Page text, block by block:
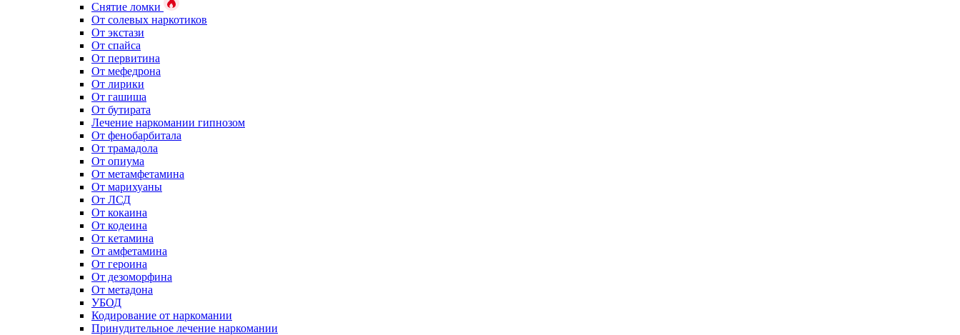
Снятие ломки
От солевых наркотиков
От экстази
От спайса
От первитина
От мефедрона
От лирики
От гашиша
От бутирата
Лечение наркомании гипнозом
От фенобарбитала
От трамадола
От опиума
От метамфетамина
От марихуаны
От ЛСД
От кокаина
От кодеина
От кетамина
От амфетамина
От героина
От дезоморфина
От метадона
УБОД
Кодирование от наркомании
Принудительное лечение наркомании